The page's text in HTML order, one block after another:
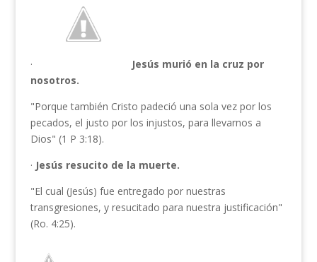
·
Jesús murió en la cruz por
nosotros.
"Porque también Cristo padeció una sola vez por los
pecados, el justo por los injustos, para llevarnos a
Dios" (1 P 3:18).
· Jesús resucito de la muerte.
"El cual (Jesús) fue entregado por nuestras
transgresiones, y resucitado para nuestra justificación"
(Ro. 4:25).